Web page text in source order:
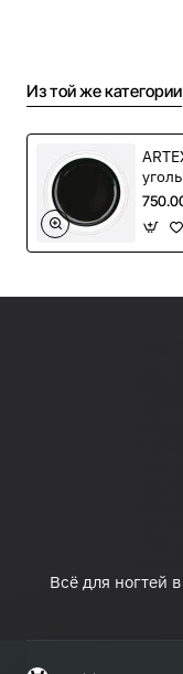
Для
тонким слоем
средним
сек.
При
запечатайте
Область
Завершающее
также стойкая
Из той же категории
Всё для ногтей